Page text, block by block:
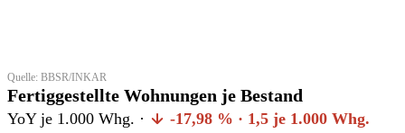
Quelle: BBSR/INKAR
Fertiggestellte Wohnungen je Bestand
YoY je 1.000 Whg. · -17,98 % · 1,5 je 1.000 Whg.